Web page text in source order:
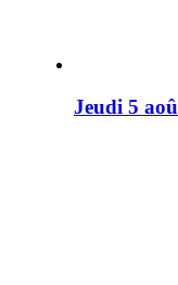
Jeudi 5